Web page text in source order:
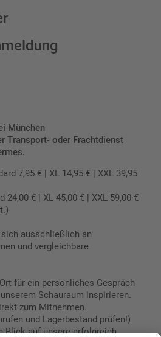
München
Transport- oder Frachtdienst
7,95 € | XL 14,95 € | XXL 39,95
24,00 € | XL 45,00 € | XXL 59,00 €
ausschließlich an
und vergleichbare
für ein persönliches Gespräch
Schauraum inspirieren.
zum Mitnehmen.
und Lagerbestand prüfen!)
Blick auf unsere erfolgreich